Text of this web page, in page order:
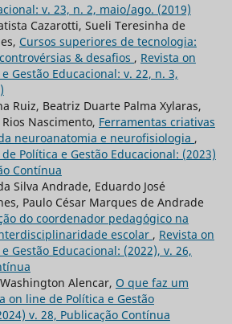
v. 23, n. 2, maio/ago. (2019)
Cazarotti, Sueli Teresinha de
Cursos superiores de tecnologia:
& desafios , Revista on
Gestão Educacional: v. 22, n. 3,
Ruiz, Beatriz Duarte Palma Xylaras,
Nascimento, Ferramentas criativas
neuroanatomia e neurofisiologia ,
Política e Gestão Educacional: (2023)
Contínua
Silva Andrade, Eduardo José
Paulo César Marques de Andrade
do coordenador pedagógico na
escolar , Revista on
Gestão Educacional: (2022), v. 26,
Alencar, O que faz um
on line de Política e Gestão
v. 28, Publicação Contínua